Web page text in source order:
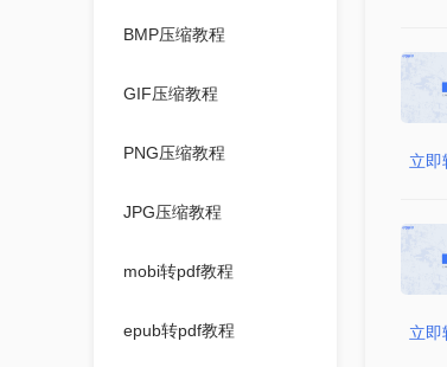
BMP压缩教程
GIF压缩教程
PNG压缩教程
JPG压缩教程
mobi转pdf教程
epub转pdf教程
立即
立即